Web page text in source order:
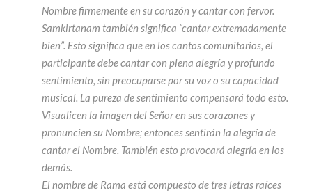
Nombre firmemente en su corazón y cantar con fervor.
Samkirtanam también significa “cantar extremadamente
bien”. Esto significa que en los cantos comunitarios, el
participante debe cantar con plena alegría y profundo
sentimiento, sin preocuparse por su voz o su capacidad
musical. La pureza de sentimiento compensará todo esto.
Visualicen la imagen del Señor en sus corazones y
pronuncien su Nombre; entonces sentirán la alegría de
cantar el Nombre. También esto provocará alegría en los
demás.
El nombre de Rama está compuesto de tres letras raíces